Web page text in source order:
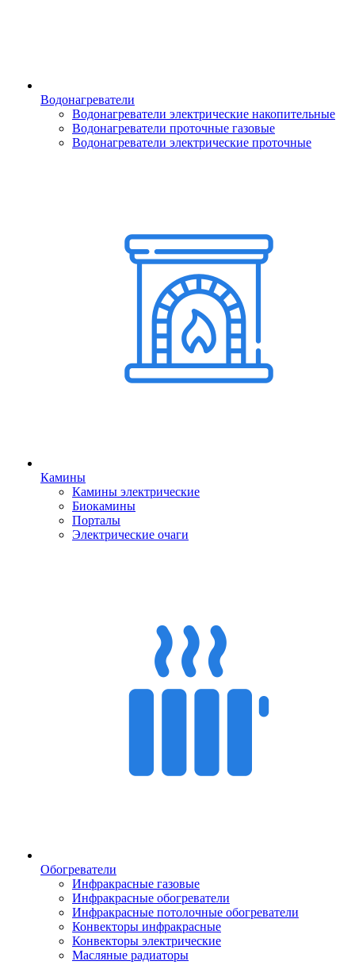
Водонагреватели
Водонагреватели электрические накопительные
Водонагреватели проточные газовые
Водонагреватели электрические проточные
Камины
Камины электрические
Биокамины
Порталы
Электрические очаги
Обогреватели
Инфракрасные газовые
Инфракрасные обогреватели
Инфракрасные потолочные обогреватели
Конвекторы инфракрасные
Конвекторы электрические
Масляные радиаторы